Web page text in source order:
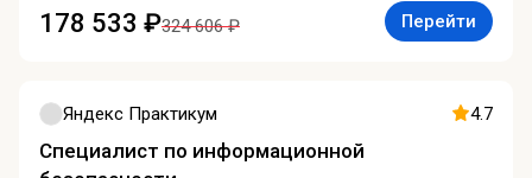
178 533 ₽324 606 ₽ Перейти
Яндекс Практикум 4.7
Специалист по информационной